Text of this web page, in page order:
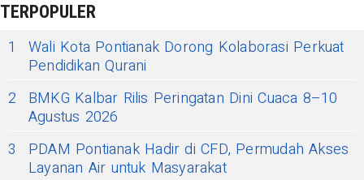
TERPOPULER
1
Wali Kota Pontianak Dorong Kolaborasi Perkuat
Pendidikan Qurani
2
BMKG Kalbar Rilis Peringatan Dini Cuaca 8–10
Agustus 2026
3
PDAM Pontianak Hadir di CFD, Permudah Akses
Layanan Air untuk Masyarakat